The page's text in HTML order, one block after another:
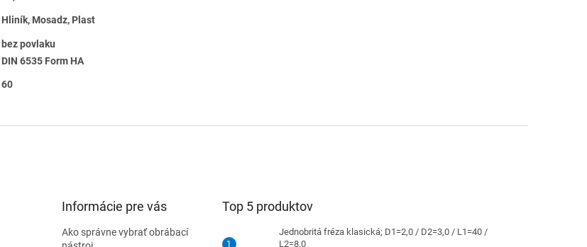
Hliník, Mosadz, Plast
bez povlaku
DIN 6535 Form HA
60
Informácie pre vás
Ako správne vybrať obrábací
Top 5 produktov
Jednobritá fréza klasická; D1=2,0 / D2=3,0 / L1=40 /
L2=8,0